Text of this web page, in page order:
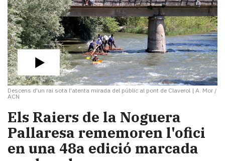
Descens d'un rai sota l'atenta mirada del públic al pont de Claverol | A. Mor /
ACN
​Els Raiers de la Noguera
Pallaresa rememoren l'ofici
en una 48a edició marcada